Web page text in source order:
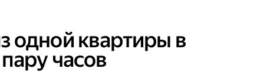
одной квартиры в
часов